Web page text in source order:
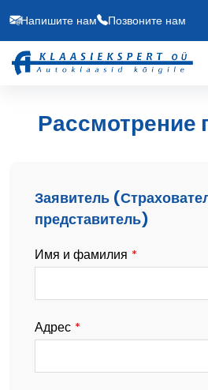
Напишите нам Позвоните нам
Рассмотрение
Заявитель
представитель)
Имя и фамилия *
Адрес *